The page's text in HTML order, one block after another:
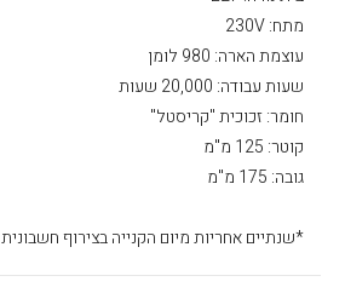
מתח: 230V
עוצמת הארה: 980 לומן
שעות עבודה: 20,000 שעות
חומר: זכוכית "קריסטל"
קוטר: 125 מ"מ
גובה: 175 מ"מ
*שנתיים אחריות מיום הקנייה בצירוף חשבונית